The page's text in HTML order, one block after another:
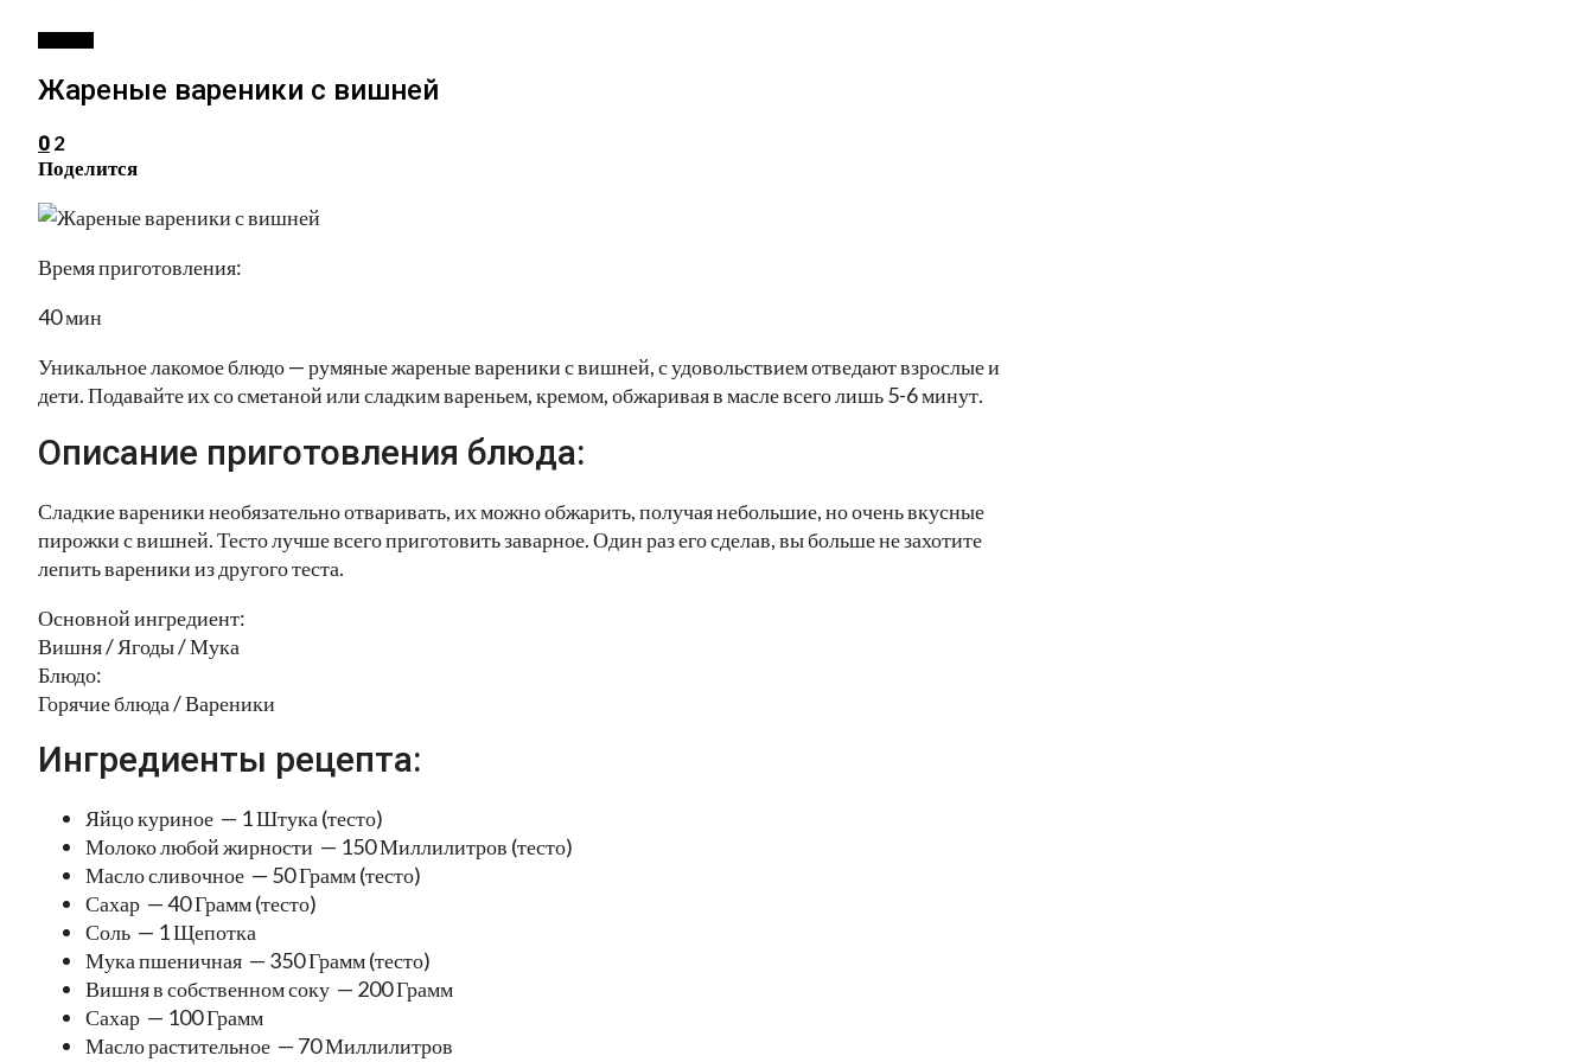
Жареные вареники с вишней
0 2
Поделится
Время приготовления:
40 мин
Уникальное лакомое блюдо — румяные жареные вареники с вишней, с удовольствием отведают взрослые и
дети. Подавайте их со сметаной или сладким вареньем, кремом, обжаривая в масле всего лишь 5-6 минут.
Описание приготовления блюда:
Сладкие вареники необязательно отваривать, их можно обжарить, получая небольшие, но очень вкусные
пирожки с вишней. Тесто лучше всего приготовить заварное. Один раз его сделав, вы больше не захотите
лепить вареники из другого теста.
Основной ингредиент:
Вишня / Ягоды / Мука
Блюдо:
Горячие блюда / Вареники
Ингредиенты рецепта:
Яйцо куриное — 1 Штука (тесто)
Молоко любой жирности — 150 Миллилитров (тесто)
Масло сливочное — 50 Грамм (тесто)
Сахар — 40 Грамм (тесто)
Соль — 1 Щепотка
Мука пшеничная — 350 Грамм (тесто)
Вишня в собственном соку — 200 Грамм
Сахар — 100 Грамм
Масло растительное — 70 Миллилитров